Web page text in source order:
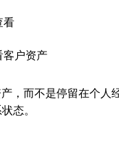
看
客户资产
，而不是停留在个人
态。